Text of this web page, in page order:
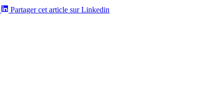
Partager cet article sur Linkedin